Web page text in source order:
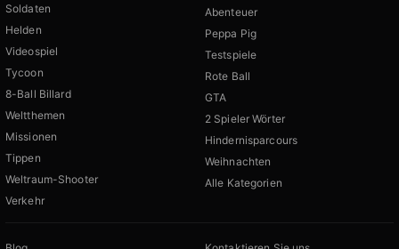
Soldaten
Helden
Videospiel
Tycoon
8-Ball Billard
Weltthemen
Missionen
Tippen
Weltraum-Shooter
Verkehr
Abenteuer
Peppa Pig
Testspiele
Rote Ball
GTA
2 Spieler Wörter
Hindernisparcours
Weihnachten
Alle Kategorien